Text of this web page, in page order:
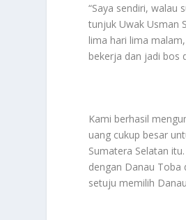
“Saya sendiri, walau
tunjuk Uwak Usman
lima hari lima
bekerja dan jadi bos
Kami berhasil
uang cukup besar
Sumatera Selatan
dengan Danau Toba
setuju memilih